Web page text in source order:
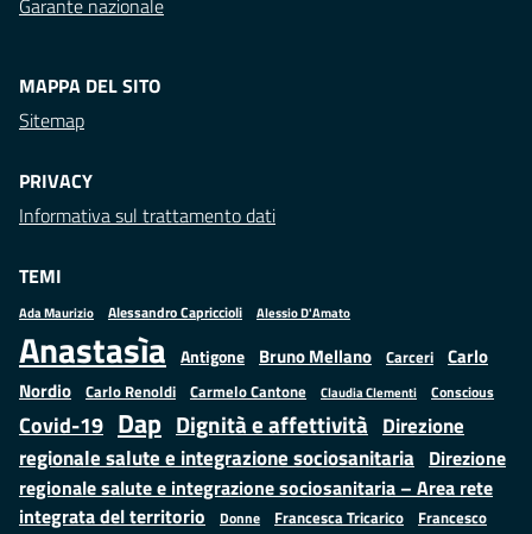
Garante nazionale
MAPPA DEL SITO
Sitemap
PRIVACY
Informativa sul trattamento dati
TEMI
Ada Maurizio Alessandro Capriccioli Alessio D'Amato
Anastasìa Antigone Bruno Mellano Carceri
Carlo
Nordio Carlo Renoldi Carmelo Cantone Claudia Clementi Conscious
Covid-19 Dap Dignità e affettività Direzione
regionale salute e integrazione sociosanitaria Direzione
regionale salute e integrazione sociosanitaria – Area rete
integrata del territorio
Donne Francesca Tricarico Francesco